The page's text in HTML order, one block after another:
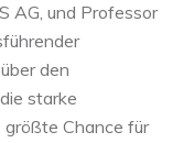
AG, und Professor
den
starke
größte Chance für